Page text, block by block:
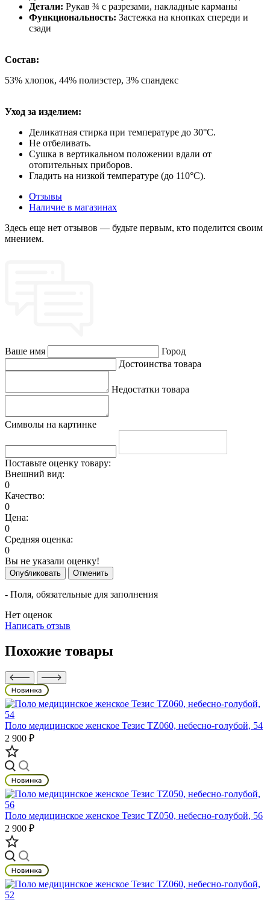
Детали: Рукав ¾ с разрезами, накладные карманы
Функциональность: Застежка на кнопках спереди и
сзади
Состав:
53% хлопок, 44% полиэстер, 3% спандекс
Уход за изделием:
Деликатная стирка при температуре до 30°C.
Не отбеливать.
Сушка в вертикальном положении вдали от
отопительных приборов.
Гладить на низкой температуре (до 110°C).
Отзывы
Наличие в магазинах
Здесь еще нет отзывов — будьте первым, кто поделится своим
мнением.
Ваше имя
Город
Достоинства товара
Недостатки товара
Символы на картинке
Поставьте оценку товару:
Внешний вид:
0
Качество:
0
Цена:
0
Средняя оценка:
0
Вы не указали оценку!
Опубликовать Отменить
- Поля, обязательные для заполнения
Нет оценок
Написать отзыв
Похожие товары
Поло медицинское женское Тезис TZ060, небесно-голубой, 54
2 900 ₽
Поло медицинское женское Тезис TZ050, небесно-голубой, 56
2 900 ₽